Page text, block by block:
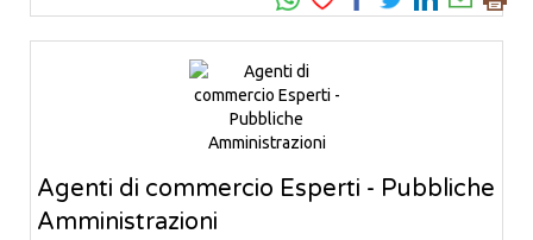
Agenti di commercio Esperti - Pubbliche
Amministrazioni